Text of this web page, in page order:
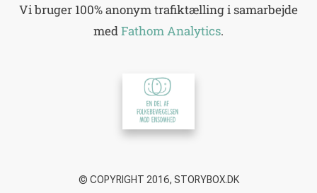
Vi bruger 100% anonym trafiktælling i samarbejde
medFathom Analytics.
© COPYRIGHT 2016, STORYBOX.DK